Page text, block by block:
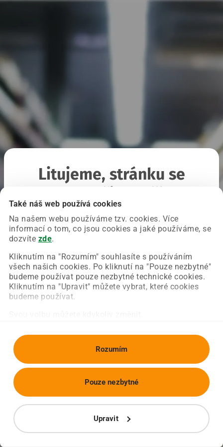
Také náš web používá cookies
Na našem webu používáme tzv. cookies. Více
informací o tom, co jsou cookies a jaké používáme, se
dozvíte zde.
Kliknutím na "Rozumím" souhlasíte s používáním
všech našich cookies. Po kliknutí na "Pouze nezbytné"
budeme používat pouze nezbytné technické cookies.
Kliknutím na "Upravit" můžete vybrat, které cookies
budeme používat.
Rozumím
Upravit
Pouze nezbytné
Litujeme, stránku se
Chyba nastala na naší straně a už ji opravujeme.
Zkuste prosím znovu načíst požadovanou stránku.
Obnovit stránku Úvodní strana